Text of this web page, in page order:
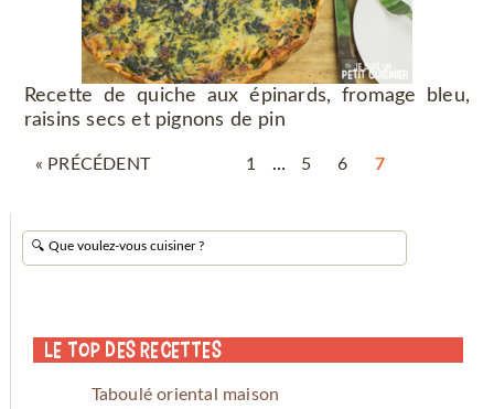
Recette de quiche aux épinards, fromage bleu,
raisins secs et pignons de pin
« PRÉCÉDENT 1 … 5 6 7
Le Top des Recettes
Taboulé oriental maison